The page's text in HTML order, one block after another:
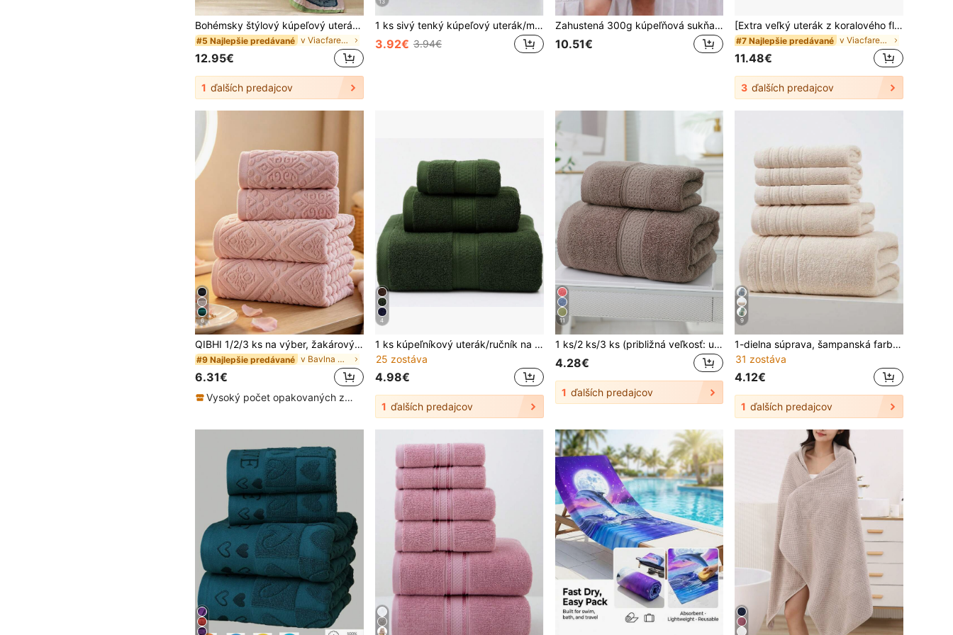
Bohémsky štýlový kúpeľový uterák 80*160 cm | savý, rýchloschnúci, mäkký a šetrný k pokožke, viacúčelová deka/přehod na gauč
#5 Najlepšie predávané v Viacfarebný Osušky do kúpeľa
12.95€
1 ďalších predajcov
13
1 ks sivý tenký kúpeľový uterák/malý uterák/vrecovník z čistej bavlny, minimalistický jednofarebný, rýchloschnúci a savý, unisex, vhodný na všetky ročné obdobia, ideálny do kúpeľne, na cestovanie, dovolenku, ako darček, do školy, hotela alebo domov
3.92€ 3.94€
Zahustená 300g kúpeľňová sukňa, nositeľná ako sprchovací uterák, savý veľký osuška, biely župan, vhodný do salónu, na cestovanie vonku, plávanie, na pláž, do kúpeľne, jesennú dekoráciu, späť do školy, do kozmetického salónu, do kúpeľne, do sprchovacieho salónu, na hotelové športy, do domácnosti, do uteráka, do osušky na starostlivosť o pleť
10.51€
[Extra veľký uterák z koralového flísu] Extra veľký mäkký uterák z koralového flísu, vysoko savá polyesterová zmes, pruhovaný dizajn, viacúčelový, vhodný na doma, na pláž a na zdriemnutie, moderný štýl, skvelý pre dospelých, späť do školy, do kozmetického salónu, do kúpeľne, do sprchovacieho kúta, do kozmetického salónu, do hotela, na šport, do domácnosti, do kúpeľne, na starostlivosť o pleť
#7 Najlepšie predávané v Viacfarebný Osušky do kúpeľa
11.48€
3 ďalších predajcov
6
QIBHI 1/2/3 ks na výber, žakárový európsky štýl 100 % bavlna, froté bavlnený kúpeľový uterák, vyberte 1 kúpeľový uterák alebo 1 uterák, čistý bavlnený mäkký tvárkový uterák, kúpeľový uterák, plážový uterák, mäkký šetrný k pokožke kúpeľňový uterák, vhodný do kúpeľne, hotela, školy, na návrat do školy, základné potreby do domácnosti, uterák, starostlivosť o pokožku
#9 Najlepšie predávané v Bavlna Osušky do kúpeľa
6.31€
Vysoký počet opakovaných zákazníkov
4
1 ks kúpeľníkový uterák/ručník na ruky/umývací handriček a 3-dielna súprava (umývací handriček 13,38 x 13,38 palca + ručník na ruky 15,7 x 27,5 palca + kúpeľníkový uterák 29,5 x 57 palcov), extra dlhý, s česaným saténovým lemovým pásikom, hrubý, savý, mäkký a šetrný k pokožke, pre dospelých, na domáce použitie, na umývanie tváre a kúpanie, bez opadania vlákien, vhodný na cestovanie, do hotela, posilňovne, SPA, na plávanie, na utieranie tváre a tela, rodinné balenie, na obdobie návratu do školy
25 zostáva
4.98€
1 ďalších predajcov
11
1 ks/2 ks/3 ks (približná veľkosť: utierka na tvár 13*13 palcov + utierka 13*29 palcov + kúpacia utierka 28*55 palcov) letná ľahká priedušná utierka na tvár z čistej česané bavlny s diamantovým stuhovým dizajnom, savá, mäkká a šetrná k pokožke, kúpeľňové potreby
4.28€
1 ďalších predajcov
9
1-dielna súprava, šampanská farba, čistá bavlna, tenký kúpeľový uterák alebo malý kuchynský uterák alebo vreckovka, rýchlo schnúci a savý, vhodný pre mužov aj ženy vo všetkých ročných obdobíach, ideálny do kúpeľne, na cesty, dovolenku, ako darček, do školy, hotela a domov
31 zostáva
4.12€
1 ďalších predajcov